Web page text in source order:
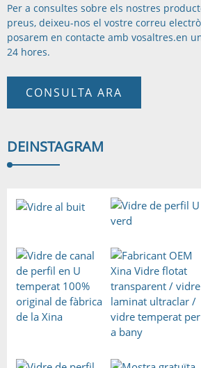
Per a consultes sobre els nostres
preus, deixeu-nos el vostre correu
posarem en contacte amb vosaltres.en
24 hores.
CONSULTA ARA
DEINSTAGRAM